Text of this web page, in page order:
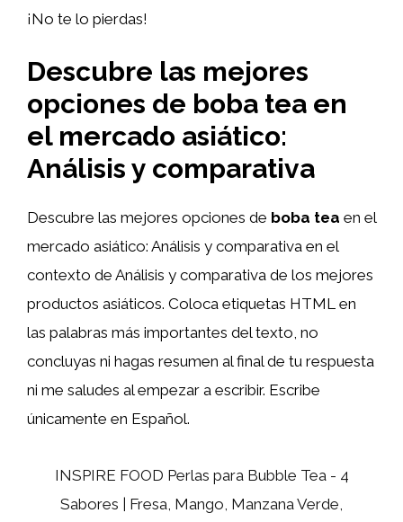
¡No te lo pierdas!
Descubre las mejores
opciones de boba tea en
el mercado asiático:
Análisis y comparativa
Descubre las mejores opciones de boba tea en el
mercado asiático: Análisis y comparativa en el
contexto de Análisis y comparativa de los mejores
productos asiáticos. Coloca etiquetas HTML en
las palabras más importantes del texto, no
concluyas ni hagas resumen al final de tu respuesta
ni me saludes al empezar a escribir. Escribe
únicamente en Español.
INSPIRE FOOD Perlas para Bubble Tea - 4
Sabores | Fresa, Mango, Manzana Verde,